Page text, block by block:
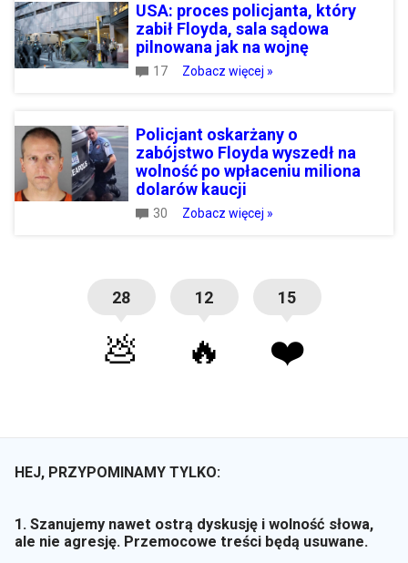
USA: proces policjanta, który
zabił Floyda, sala sądowa
pilnowana jak na wojnę
17 Zobacz więcej »
Policjant oskarżany o
zabójstwo Floyda wyszedł na
wolność po wpłaceniu miliona
dolarów kaucji
30 Zobacz więcej »
28
💩
12
🔥
15
❤️
HEJ, PRZYPOMINAMY TYLKO:
1. Szanujemy nawet ostrą dyskusję i wolność słowa,
ale nie agresję. Przemocowe treści będą usuwane.